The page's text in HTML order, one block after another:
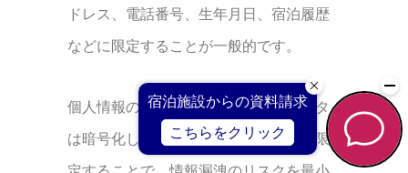
ドレス、電話番号、生年月日、宿泊履歴
などに限定することが一般的です。
個人情報の管理体制も重要です。データ
は暗号化して保管し、アクセス権限を限